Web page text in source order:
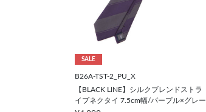
SALE
B26A-TST-2_PU_X
【BLACK LINE】シルクブレンドストラ
イプネクタイ 7.5cm幅/パープル×グレー